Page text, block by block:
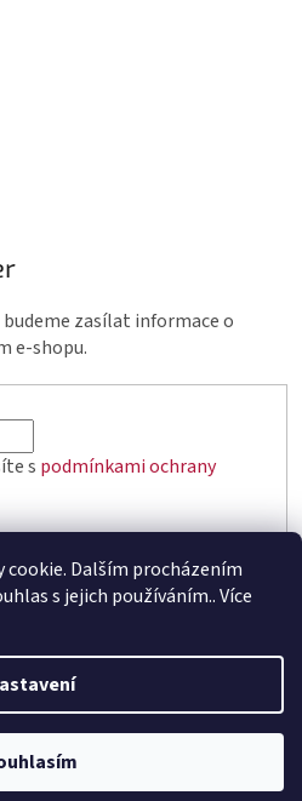
Dalším procházením
s jejich používáním.. Více
zasílat informace o
e-shopu.
s podmínkami ochrany
Shoptet
elektrik.cz. Všechna práva